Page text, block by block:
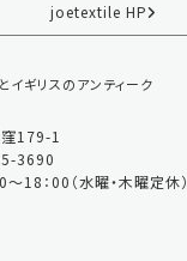
joetextile HP
イギリスのアンティーク
179-1
3690
：00（水曜・木曜定休）